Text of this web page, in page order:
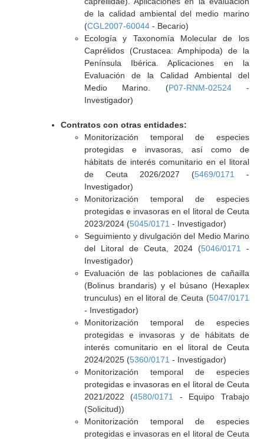
de la calidad ambiental del medio marino
(CGL2007-60044- Becario)
Ecología y Taxonomía Molecular de los
Caprélidos (Crustacea: Amphipoda) de la
Península Ibérica. Aplicaciones en la
Evaluación de la Calidad Ambiental del
Medio Marino. (P07-RNM-02524-
Investigador)
Contratos con otras entidades:
Monitorización temporal de especies
protegidas e invasoras, así como de
hábitats de interés comunitario en el litoral
de Ceuta 2026/2027 (5469/0171
-
Investigador)
Monitorización temporal de especies
protegidas e invasoras en el litoral de Ceuta
2023/2024 (5045/0171 - Investigador)
Seguimiento y divulgación del Medio Marino
del Litoral de Ceuta, 2024 (5046/0171
-
Investigador)
Evaluación de las poblaciones de cañailla
(Bolinus brandaris) y el búsano (Hexaplex
trunculus) en el litoral de Ceuta (5047/0171
- Investigador)
Monitorización temporal de especies
protegidas e invasoras y de hábitats de
interés comunitario en el litoral de Ceuta
2024/2025 (5360/0171 - Investigador)
Monitorización temporal de especies
protegidas e invasoras en el litoral de Ceuta
2021/2022 (4580/0171
- Equipo Trabajo
(Solicitud))
Monitorización temporal de especies
protegidas e invasoras en el litoral de Ceuta